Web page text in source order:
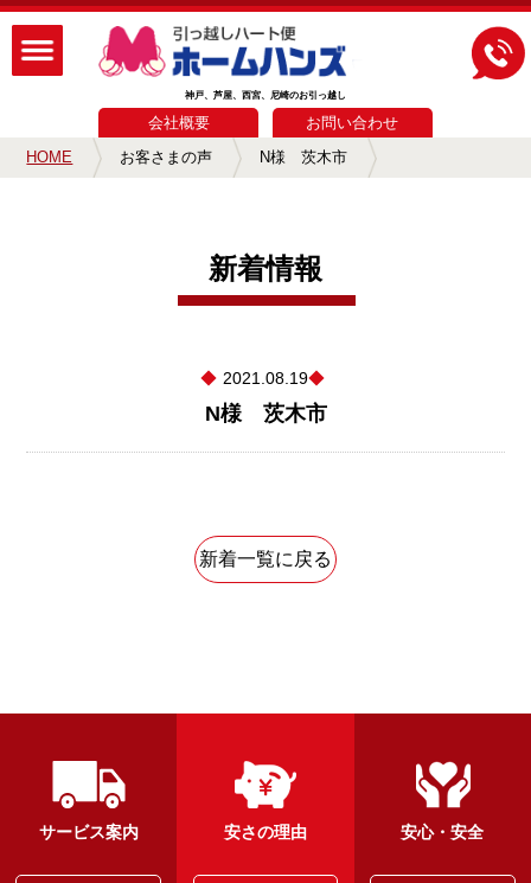
神戸、芦屋、西宮、尼崎のお引っ越し
会社概要
お問い合わせ
HOME
お客さまの声 N様 茨木市
新着情報
2021.08.19
N様 茨木市
新着一覧に戻る
サービス案内 安さの理由 安心・安全